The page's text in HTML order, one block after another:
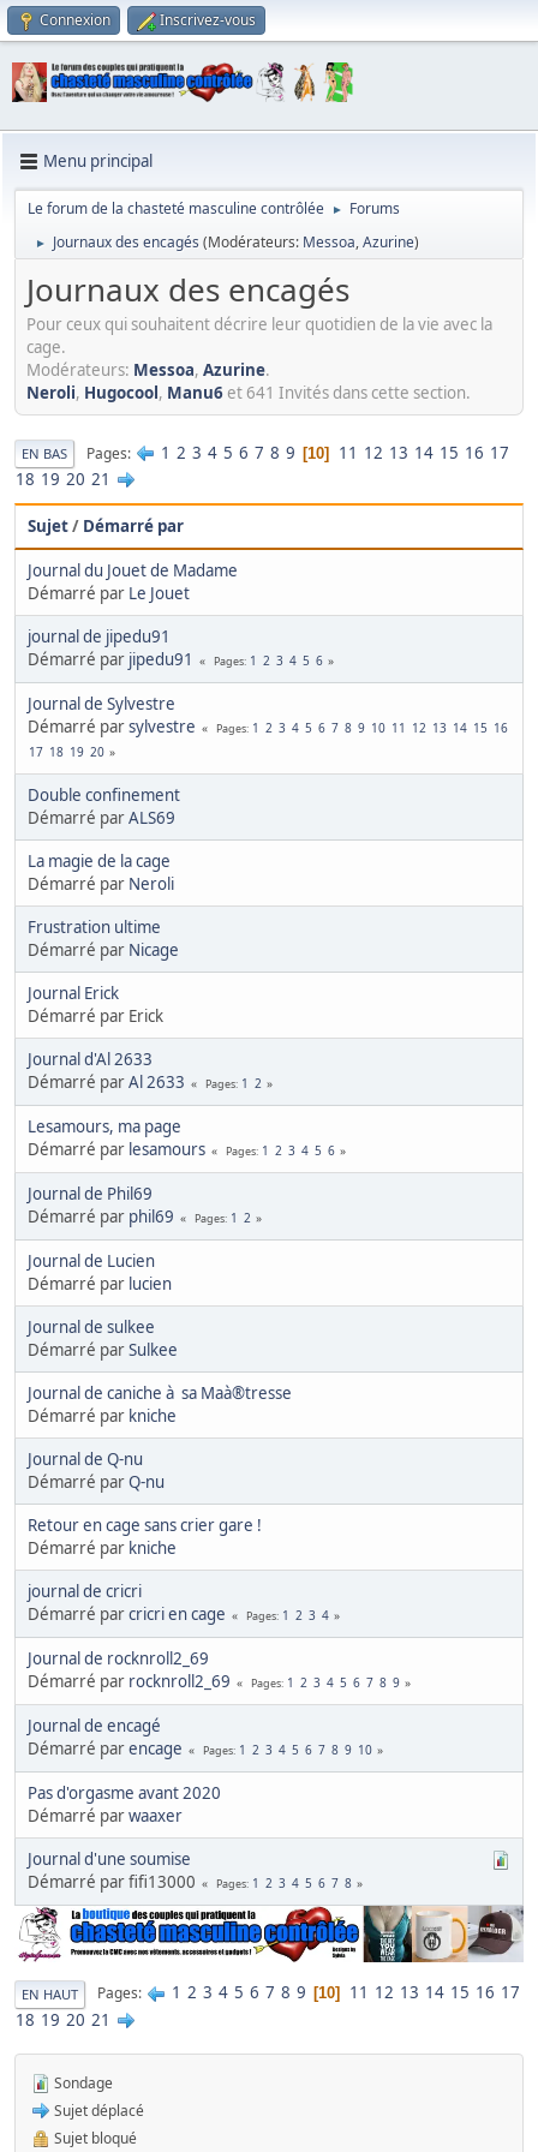
Connexion Inscrivez-vous
Menu principal
Le forum de la chasteté masculine contrôlée ► Forums
► Journaux des encagés (Modérateurs: Messoa,Azurine)
Journaux des encagés
Pour ceux qui souhaitent décrire leur quotidien de la vie avec la
cage.
Modérateurs: Messoa, Azurine.
Neroli, Hugocool, Manu6 et 641 Invités dans cette section.
EN BAS Pages 1 2 3 4 5 6 7 8 9 10 11 12 13 14 15 16 17
18 19 20 21
Sujet/ Démarré par
Journal du Jouet de Madame
Démarré par Le Jouet
journal de jipedu91
Démarré par jipedu91 Pages 1 2 3 4 5 6
Journal de Sylvestre
Démarré parsylvestre Pages 1 2 3 4 5 6 7 8 9 10 11 12 13 14 15 16
17 18 19 20
Double confinement
Démarré parALS69
La magie de la cage
Démarré par Neroli
Frustration ultime
Démarré par Nicage
Journal Erick
Démarré par Erick
Journal d'Al 2633
Démarré parAl 2633 Pages 1 2
Lesamours, ma page
Démarré par lesamours Pages 1 2 3 4 5 6
Journal de Phil69
Démarré par phil69 Pages 1 2
Journal de Lucien
Démarré par lucien
Journal de sulkee
Démarré parSulkee
Journal de caniche à sa Maà®tresse
Démarré par kniche
Journal de Q-nu
Démarré parQ-nu
Retour en cage sans crier gare !
Démarré par kniche
journal de cricri
Démarré parcricri en cage Pages 1 2 3 4
Journal de rocknroll2_69
Démarré par rocknroll2_69 Pages 1 2 3 4 5 6 7 8 9
Journal de encagé
Démarré parencage Pages 1 2 3 4 5 6 7 8 9 10
Pas d'orgasme avant 2020
Démarré parwaaxer
Journal d'une soumise
Démarré par fifi13000
Pages 1 2 3 4 5 6 7 8
EN HAUT Pages 1 2 3 4 5 6 7 8 9 10 11 12 13 14 15 16 17
18 19 20 21
Sondage
Sujet déplacé
Sujet bloqué